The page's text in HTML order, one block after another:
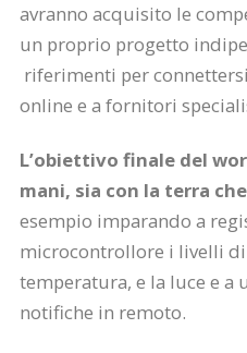
avranno acquisito le
un proprio progetto
riferimenti per
online e a fornitori
L’obiettivo finale del
mani, sia con la terra
esempio imparando a
microcontrollore i livelli
temperatura, e la luce e
notifiche in remoto.